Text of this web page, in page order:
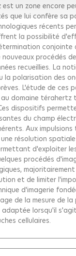
un zone encore
que lui confère sa
récents
la possibilité
procédés
recueillies. La
la polarisation des
L'étude de
domaine
dispositifs
du champ
Aux
résolution
d'exploiter
procédés
et de limiter
d'imagerie
de la mesure de
lorsqu'il
cellulaires.